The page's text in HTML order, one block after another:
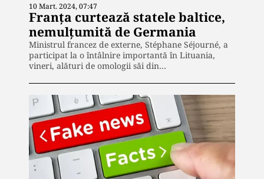
10 Mart. 2024, 07:47
Franța curtează statele baltice,
nemulțumită de Germania
Ministrul francez de externe, Stéphane Séjourné, a
participat la o întâlnire importantă în Lituania,
vineri, alături de omologii săi din…